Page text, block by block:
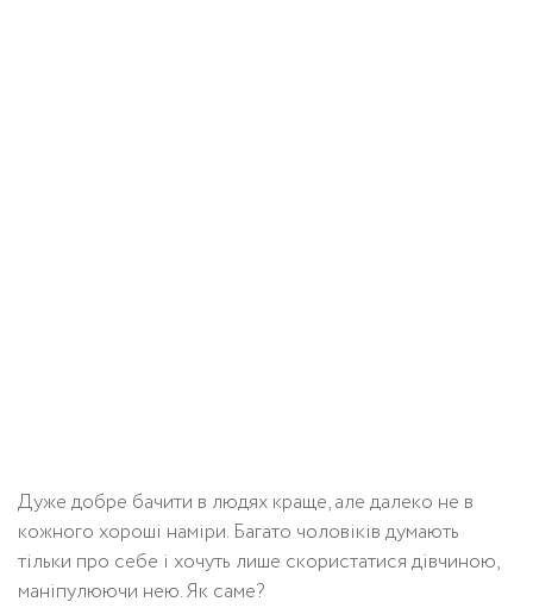
Дуже добре бачити в людях краще, але далеко не в
кожного хороші наміри. Багато чоловіків думають
тільки про себе і хочуть лише скористатися дівчиною,
маніпулюючи нею. Як саме?